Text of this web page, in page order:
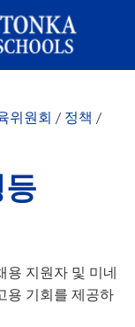
위원회 / 정책 /
용 지원자 및 미네
용 기회를 제공하